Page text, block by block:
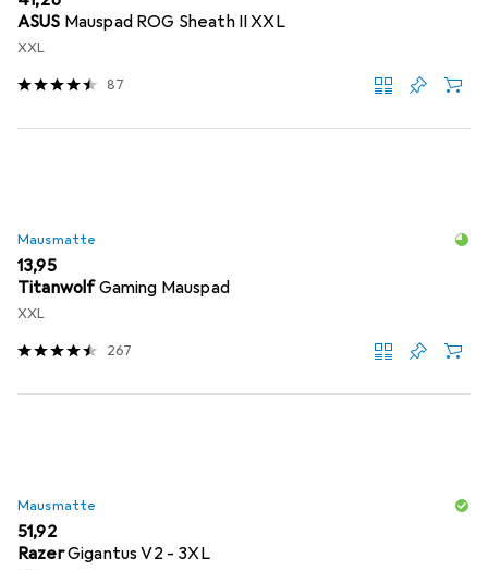
ASUS Mauspad ROG Sheath II XXL
XXL
87
Mausmatte
EUR
13,95
TitanwolfGaming Mauspad
XXL
267
Mausmatte
EUR
51,92
RazerGigantus V2 - 3XL